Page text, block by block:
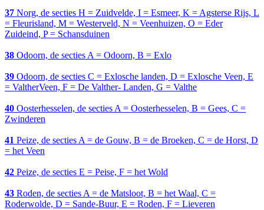
37 Norg, de secties H = Zuidvelde, I = Esmeer, K = Agsterse Rijs, L
= Fleurisland, M = Westerveld, N = Veenhuizen, O = Eder
Zuideind, P = Schansduinen
38 Odoorn, de secties A = Odoorn, B = Exlo
39 Odoorn, de secties C = Exlosche landen, D = Exlosche Veen, E
= ValtherVeen, F = De Valther- Landen, G = Valthe
40 Oosterhesselen, de secties A = Oosterhesselen, B = Gees, C =
Zwinderen
41 Peize, de secties A = de Gouw, B = de Broeken, C = de Horst, D
= het Veen
42 Peize, de secties E = Peise, F = het Wold
43 Roden, de secties A = de Matsloot, B = het Waal, C =
Roderwolde, D = Sande-Buur, E = Roden, F = Lieveren